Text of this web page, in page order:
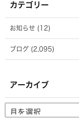
カテゴリー
お知らせ (12)
ブログ (2,095)
アーカイブ
ー